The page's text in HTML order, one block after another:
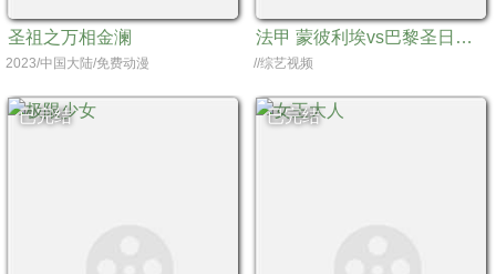
圣祖之万相金澜
2023/中国大陆/免费动漫
法甲 蒙彼利埃vs巴黎圣日耳曼20240318
//综艺视频
已完结 已完结